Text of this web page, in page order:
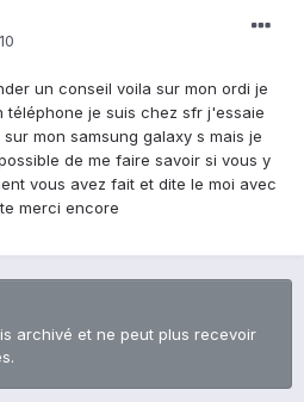
un conseil voila sur mon ordi je
téléphone je suis chez sfr j'essaie
mon samsung galaxy s mais je
de me faire savoir si vous y
vous avez fait et dite le moi avec
merci encore
archivé et ne peut plus recevoir